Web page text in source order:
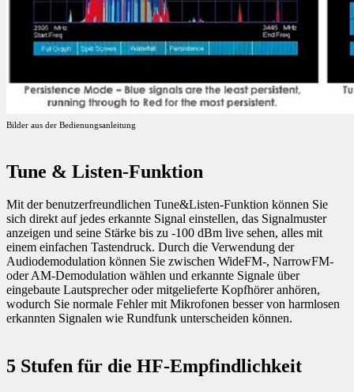
Bilder aus der Bedienungsanleitung
Tune & Listen-Funktion
Mit der benutzerfreundlichen Tune&Listen-Funktion können Sie
sich direkt auf jedes erkannte Signal einstellen, das Signalmuster
anzeigen und seine Stärke bis zu -100 dBm live sehen, alles mit
einem einfachen Tastendruck. Durch die Verwendung der
Audiodemodulation können Sie zwischen WideFM-, NarrowFM-
oder AM-Demodulation wählen und erkannte Signale über
eingebaute Lautsprecher oder mitgelieferte Kopfhörer anhören,
wodurch Sie normale Fehler mit Mikrofonen besser von harmlosen
erkannten Signalen wie Rundfunk unterscheiden können.
5 Stufen für die HF-Empfindlichkeit